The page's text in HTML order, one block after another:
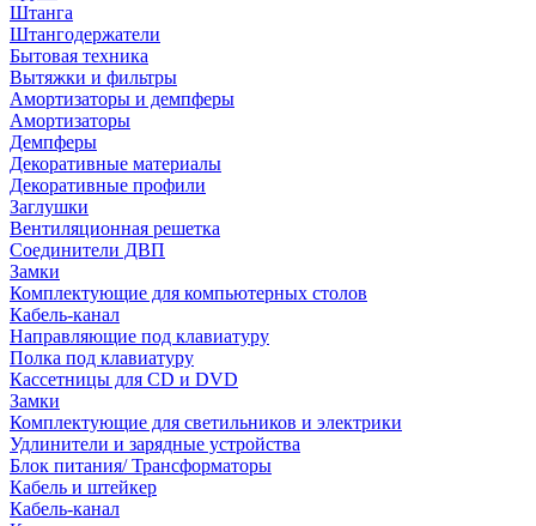
Штанга
Штангодержатели
Бытовая техника
Вытяжки и фильтры
Амортизаторы и демпферы
Амортизаторы
Демпферы
Декоративные материалы
Декоративные профили
Заглушки
Вентиляционная решетка
Соединители ДВП
Замки
Комплектующие для компьютерных столов
Кабель-канал
Направляющие под клавиатуру
Полка под клавиатуру
Кассетницы для CD и DVD
Замки
Комплектующие для светильников и электрики
Удлинители и зарядные устройства
Блок питания/ Трансформаторы
Кабель и штейкер
Кабель-канал